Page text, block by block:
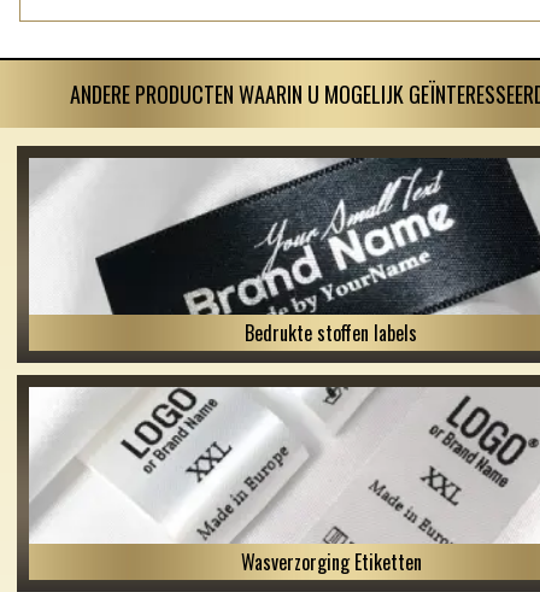
ANDERE PRODUCTEN WAARIN U MOGELIJK
Bedrukte stoffen labels
Wasverzorging Etiketten